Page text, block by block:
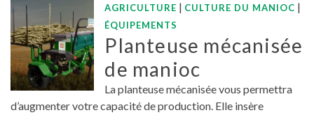
AGRICULTURE | CULTURE DU MANIOC |
ÉQUIPEMENTS
Planteuse mécanisée
de manioc
La planteuse mécanisée vous permettra
d’augmenter votre capacité de production. Elle insère